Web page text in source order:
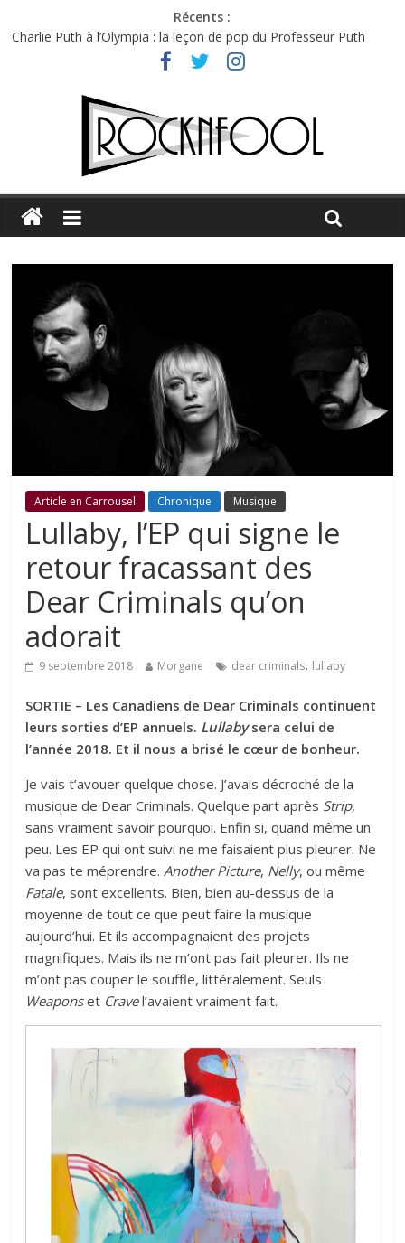
Récents :
Charlie Puth à l’Olympia : la leçon de pop du Professeur Puth
Festival Triptyque : un nouveau festival de musique indépendant
Hellfest 2026 vendredi : température et émotions en hausse
Hellfest 2026 jeudi : impossible de choisir entre chaleur et bonne
Première édition du Midgard Festival : entre bière, métal et
Article en Carrousel Chronique Musique
Lullaby, l’EP qui signe le
retour fracassant des
Dear Criminals qu’on
adorait
9 septembre 2018 Morgane dear criminals, lullaby
SORTIE – Les Canadiens de Dear Criminals continuent
leurs sorties d’EP annuels. Lullabysera celui de
l’année 2018. Et il nous a brisé le cœur de bonheur.
Je vais t’avouer quelque chose. J’avais décroché de la
musique de Dear Criminals. Quelque part après Strip,
sans vraiment savoir pourquoi. Enfin si, quand même un
peu. Les EP qui ont suivi ne me faisaient plus pleurer. Ne
va pas te méprendre.Another Picture, Nelly, ou même
Fatale, sont excellents. Bien, bien au-dessus de la
moyenne de tout ce que peut faire la musique
aujourd’hui. Et ils accompagnaient des projets
magnifiques. Mais ils ne m’ont pas fait pleurer. Ils ne
m’ont pas couper le souffle, littéralement. Seuls
Weaponset Cravel’avaient vraiment fait.